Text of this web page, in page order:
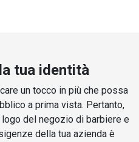
tua identità
un tocco in più che possa
a prima vista. Pertanto,
del negozio di barbiere e
della tua azienda è